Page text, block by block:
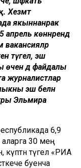
Хезмәт
якыннанрак
көннәрендә
вакансияләр
түгел, эш
өчен дә файдалы
журналистлар
эш белән
Эльмира
6,9
аларга 30 мең
күптән түгел «РИА
буенча